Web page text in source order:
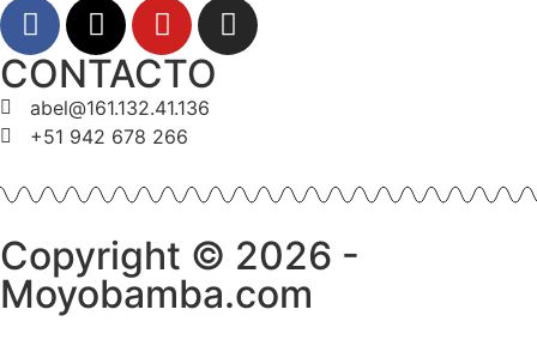
CONTACTO
abel@161.132.41.136
+51 942 678 266
Copyright © 2026 -
Moyobamba.com